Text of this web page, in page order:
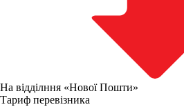
На відділння «Нової Пошти»
Тариф перевізника